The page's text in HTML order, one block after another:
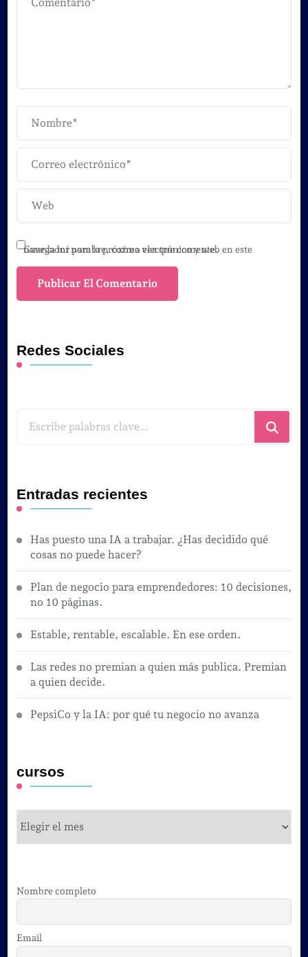
Guarda mi nombre, correo electrónico y web en este navegador para la próxima vez que comente.
Redes Sociales
Entradas recientes
Has puesto una IA a trabajar. ¿Has decidido qué
cosas no puede hacer?
Plan de negocio para emprendedores: 10 decisiones,
no 10 páginas.
Estable, rentable, escalable. En ese orden.
Las redes no premian a quien más publica. Premian
a quien decide.
PepsiCo y la IA: por qué tu negocio no avanza
cursos
Nombre completo
Email